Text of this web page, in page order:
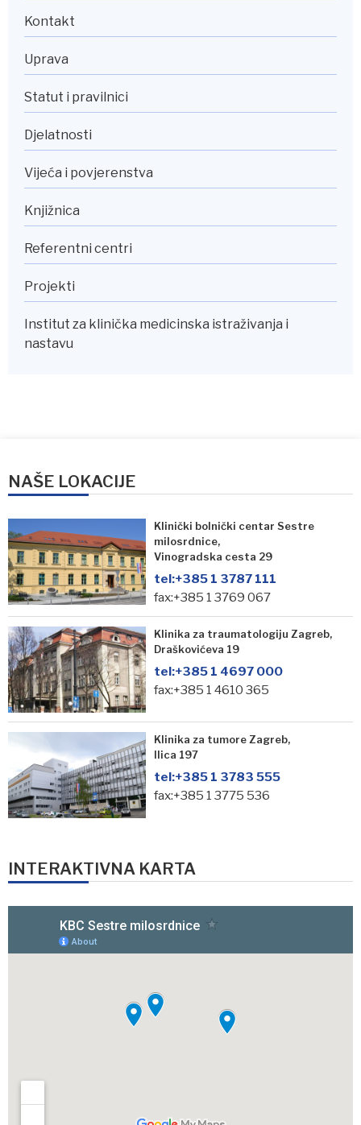
Kontakt
Uprava
Statut i pravilnici
Djelatnosti
Vijeća i povjerenstva
Knjižnica
Referentni centri
Projekti
Institut za klinička medicinska istraživanja i
nastavu
NAŠE LOKACIJE
Klinički bolnički centar Sestre
milosrdnice,
Vinogradska cesta 29
tel:+385 1 3787 111
fax:+385 1 3769 067
Klinika za traumatologiju Zagreb,
Draškovićeva 19
tel:+385 1 4697 000
fax:+385 1 4610 365
Klinika za tumore Zagreb,
Ilica 197
tel:+385 1 3783 555
fax:+385 1 3775 536
INTERAKTIVNA KARTA